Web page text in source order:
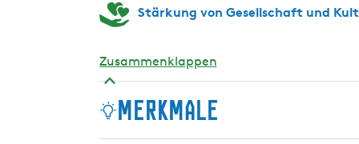
Stärkung von Gesellschaft und
Zusammenklappen
Merkmale